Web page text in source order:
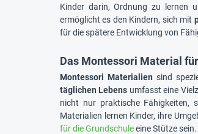
Kinder darin, Ordnung zu lernen
ermöglicht es den Kindern, sich mit
für die spätere Entwicklung von
Das Montessori Material
Montessori Materialien sind
täglichen Lebens umfasst eine
nicht nur praktische Fähigkeiten,
Materialien lernen Kinder, ihre
für die Grundschuleeine Stütze sein.